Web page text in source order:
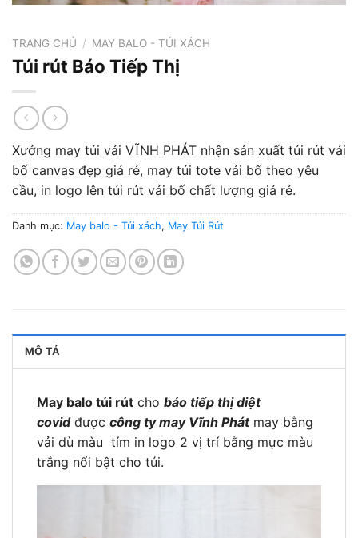
TRANG CHỦ / MAY BALO - TÚI XÁCH
Túi rút Báo Tiếp Thị
Xưởng may túi vải VĨNH PHÁT nhận sản xuất túi rút vải
bố canvas đẹp giá rẻ, may túi tote vải bố theo yêu
cầu, in logo lên túi rút vải bố chất lượng giá rẻ.
Danh mục: May balo - Túi xách, May Túi Rút
MÔ TẢ
May balo túi rút cho báo tiếp thị diệt
covidđược công ty may Vĩnh Phátmay bằng
vải dù màu tím in logo 2 vị trí bằng mực màu
trắng nổi bật cho túi.